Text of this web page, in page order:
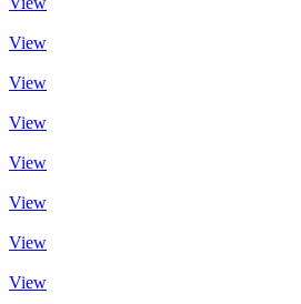
View
View
View
View
View
View
View